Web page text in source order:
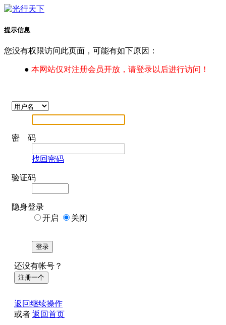
提示信息
您没有权限访问此页面，可能有如下原因：
● 本网站仅对注册会员开放，请登录以后进行访问！
密 码
找回密码
验证码
隐身登录
开启
关闭
登录
还没有帐号？
注册一个
返回继续操作
或者 返回首页